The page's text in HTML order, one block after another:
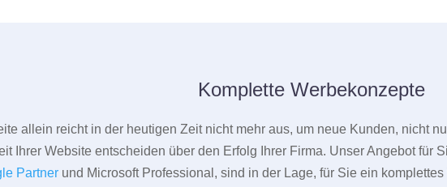
Komplette Werbekonzepte
allein reicht in der heutigen Zeit nicht mehr aus, um neue Kunden, nicht
Ihrer Website entscheiden über den Erfolg Ihrer Firma. Unser Angebot für
Partner und Microsoft Professional, sind in der Lage, für Sie ein